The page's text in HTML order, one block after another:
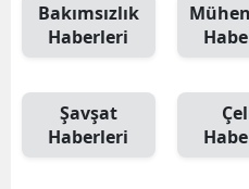
Bakımsızlık
Haberleri
Şavşat
Haberleri